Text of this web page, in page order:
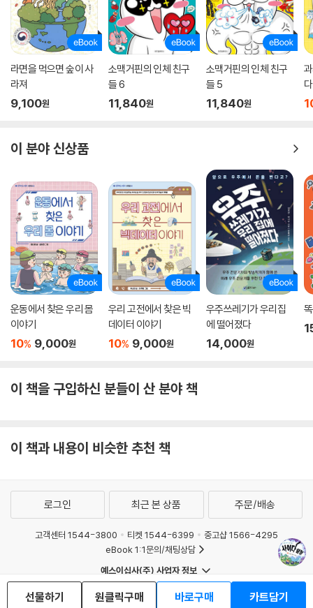
라면을 먹으면 숲이 사
라져
9,100원
소맥거핀의 인체 친구
들 6
11,840원
소맥거핀의 인체 친구
들 5
11,840원
다
이 분야 신상품
운동에서 찾은 우리 몸
이야기
10% 9,000원
우리 고전에서 찾은 빅
데이터 이야기
10% 9,000원
우주쓰레기가 우리집
에 떨어졌다
14,000원
이 책을 구입하신 분들이 산 분야 책
이 책과 내용이 비슷한 추천 책
선물하기 원클릭구매 바로구매 카트담기
로그인 최근 본 상품 주문/배송
고객센터 1544-3800 티켓 1544-6399
중고샵 1566-4295
eBook 1:1문의/채팅상담
예스이십사(주) 사업자 정보
이용약관
개인정보처리방침
청소년보호정책
PC버전
회사소개 거래처관계자께